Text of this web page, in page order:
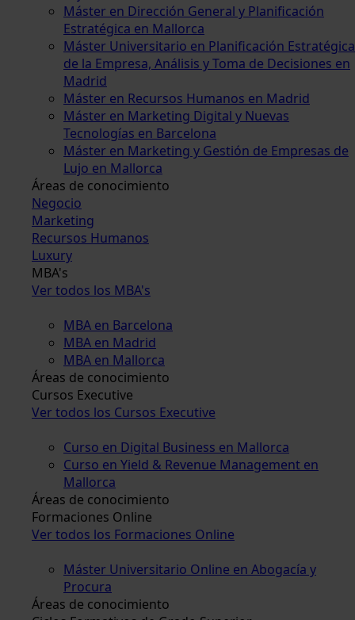
Máster en Dirección General y Planificación
Estratégica en Mallorca
Máster Universitario en Planificación Estratégica
de la Empresa, Análisis y Toma de Decisiones en
Madrid
Máster en Recursos Humanos en Madrid
Máster en Marketing Digital y Nuevas
Tecnologías en Barcelona
Máster en Marketing y Gestión de Empresas de
Lujo en Mallorca
Áreas de conocimiento
Negocio
Marketing
Recursos Humanos
Luxury
MBA's
Ver todos los MBA's
MBA en Barcelona
MBA en Madrid
MBA en Mallorca
Áreas de conocimiento
Cursos Executive
Ver todos los Cursos Executive
Curso en Digital Business en Mallorca
Curso en Yield & Revenue Management en
Mallorca
Áreas de conocimiento
Formaciones Online
Ver todos los Formaciones Online
Máster Universitario Online en Abogacía y
Procura
Áreas de conocimiento